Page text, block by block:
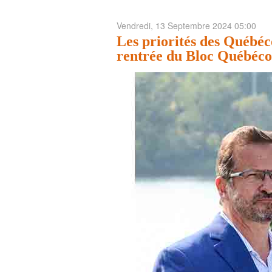
Vendredi, 13 Septembre 2024 05:00
Les priorités des
rentrée du Bloc